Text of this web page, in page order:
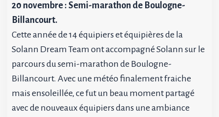
20 novembre : Semi-marathon de Boulogne-
Billancourt.
Cette année de 14 équipiers et équipières de la
Solann Dream Team ont accompagné Solann sur le
parcours du semi-marathon de Boulogne-
Billancourt. Avec une météo finalement fraiche
mais ensoleillée, ce fut un beau moment partagé
avec de nouveaux équipiers dans une ambiance